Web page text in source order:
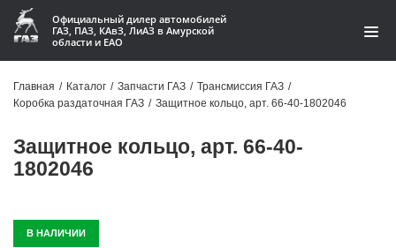
Официальный дилер автомобилей
ГАЗ, ПАЗ, КАвЗ, ЛиАЗ в Амурской
области и ЕАО
О компании
Доставка
Главная / Каталог / Запчасти ГАЗ / Трансмиссия ГАЗ /
Коробка раздаточная ГАЗ / Защитное кольцо, арт. 66-40-1802046
Защитное кольцо, арт. 66-40-
1802046
В НАЛИЧИИ